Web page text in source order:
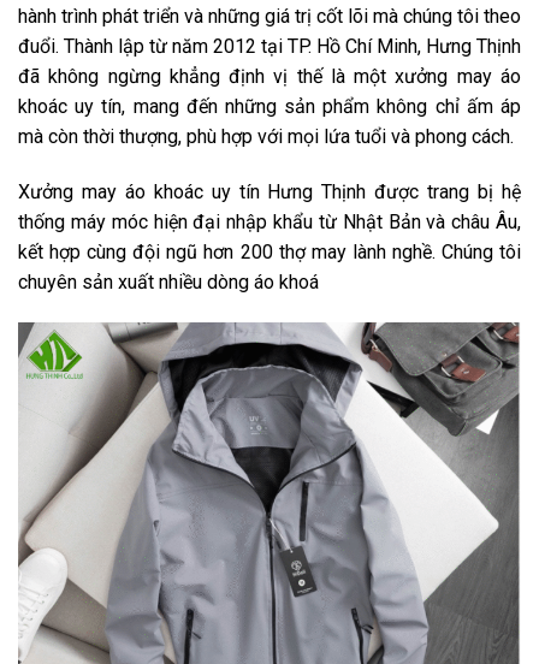
hành trình phát triển và những giá trị cốt lõi mà chúng tôi theo
đuổi. Thành lập từ năm 2012 tại TP. Hồ Chí Minh, Hưng Thịnh
đã không ngừng khẳng định vị thế là một xưởng may áo
khoác uy tín, mang đến những sản phẩm không chỉ ấm áp
mà còn thời thượng, phù hợp với mọi lứa tuổi và phong cách.
Xưởng may áo khoác uy tín Hưng Thịnh được trang bị hệ
thống máy móc hiện đại nhập khẩu từ Nhật Bản và châu Âu,
kết hợp cùng đội ngũ hơn 200 thợ may lành nghề. Chúng tôi
chuyên sản xuất nhiều dòng áo khoá